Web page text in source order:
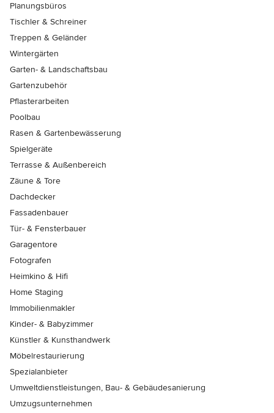
Planungsbüros
Tischler & Schreiner
Treppen & Geländer
Wintergärten
Garten- & Landschaftsbau
Gartenzubehör
Pflasterarbeiten
Poolbau
Rasen & Gartenbewässerung
Spielgeräte
Terrasse & Außenbereich
Zäune & Tore
Dachdecker
Fassadenbauer
Tür- & Fensterbauer
Garagentore
Fotografen
Heimkino & Hifi
Home Staging
Immobilienmakler
Kinder- & Babyzimmer
Künstler & Kunsthandwerk
Möbelrestaurierung
Spezialanbieter
Umweltdienstleistungen, Bau- & Gebäudesanierung
Umzugsunternehmen